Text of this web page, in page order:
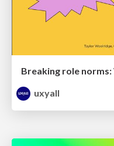
uxyall